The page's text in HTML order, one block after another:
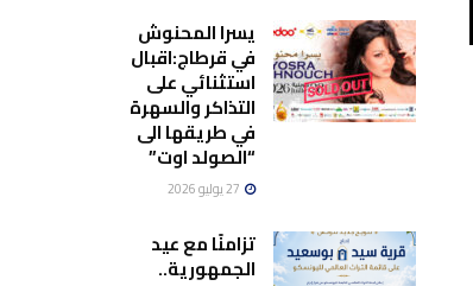
يسرا المحنوش
في قرطاج:اقبال
استثنائي على
التذاكر والسهرة
في طريقها الى
“الصولد اوت”
تزامنًا مع عيد
الجمهورية..